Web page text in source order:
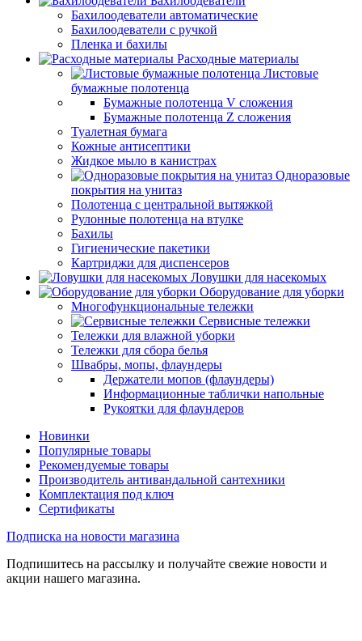
Бахилоодеватели автоматические
Бахилоодеватели с ручкой
Пленка и бахилы
Расходные материалы
Листовые
бумажные полотенца
Бумажные полотенца V сложения
Бумажные полотенца Z сложения
Туалетная бумага
Кожные антисептики
Жидкое мыло в канистрах
Одноразовые
покрытия на унитаз
Полотенца с центральной вытяжкой
Рулонные полотенца на втулке
Бахилы
Гигиенические пакетики
Картриджи для диспенсеров
Ловушки для насекомых
Оборудование для уборки
Многофункциональные тележки
Сервисные тележки
Тележки для влажной уборки
Тележки для сбора белья
Швабры, мопы, флаундеры
Держатели мопов (флаундеры)
Информационные таблички напольные
Рукоятки для флаундеров
Новинки
Популярные товары
Рекомендуемые товары
Производитель антивандальной сантехники
Комплектация под ключ
Сертификаты
Подписка на новости магазина
Подпишитесь на рассылку и получайте свежие новости и
акции нашего магазина.